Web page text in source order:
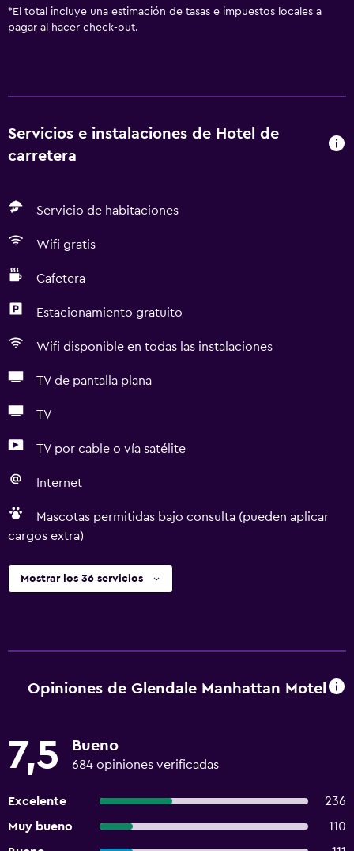
* El total incluye una estimación de tasas e impuestos locales a
pagar al hacer check-out.
Servicios e instalaciones de Hotel de
carretera
Servicio de habitaciones
Wifi gratis
Cafetera
Estacionamiento gratuito
Wifi disponible en todas las instalaciones
TV de pantalla plana
TV
TV por cable o vía satélite
Internet
Mascotas permitidas bajo consulta (pueden aplicar
cargos extra)
Mostrar los 36 servicios
Opiniones de Glendale Manhattan Motel
7,5 Bueno
684 opiniones verificadas
Excelente
236
Muy bueno
110